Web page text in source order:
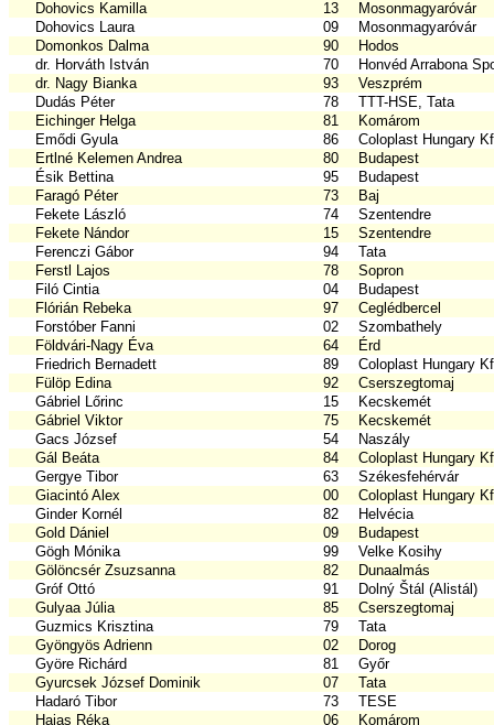
Dohovics Kamilla
13
Mosonmagyaróvár
Dohovics Laura
09
Mosonmagyaróvár
Domonkos Dalma
90
Hodos
dr. Horváth István
70
Honvéd Arrabona
dr. Nagy Bianka
93
Veszprém
Dudás Péter
78
TTT-HSE, Tata
Eichinger Helga
81
Komárom
Emődi Gyula
86
Coloplast Hungary
Ertlné Kelemen Andrea
80
Budapest
Ésik Bettina
95
Budapest
Faragó Péter
73
Baj
Fekete László
74
Szentendre
Fekete Nándor
15
Szentendre
Ferenczi Gábor
94
Tata
Ferstl Lajos
78
Sopron
Filó Cintia
04
Budapest
Flórián Rebeka
97
Ceglédbercel
Forstóber Fanni
02
Szombathely
Földvári-Nagy Éva
64
Érd
Friedrich Bernadett
89
Coloplast Hungary
Fülöp Edina
92
Cserszegtomaj
Gábriel Lőrinc
15
Kecskemét
Gábriel Viktor
75
Kecskemét
Gacs József
54
Naszály
Gál Beáta
84
Coloplast Hungary
Gergye Tibor
63
Székesfehérvár
Giacintó Alex
00
Coloplast Hungary
Ginder Kornél
82
Helvécia
Gold Dániel
09
Budapest
Gögh Mónika
99
Velke Kosihy
Gölöncsér Zsuzsanna
82
Dunaalmás
Gróf Ottó
91
Dolný Štál (Alistál)
Gulyaa Júlia
85
Cserszegtomaj
Guzmics Krisztina
79
Tata
Gyöngyös Adrienn
02
Dorog
Györe Richárd
81
Győr
Gyurcsek József Dominik
07
Tata
Hadaró Tibor
73
TESE
Hajas Réka
06 Komárom